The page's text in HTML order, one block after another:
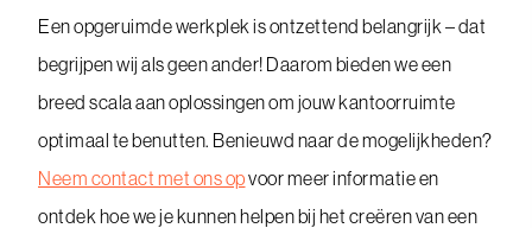
Een opgeruimde werkplek is ontzettend belangrijk – dat
begrijpen wij als geen ander! Daarom bieden we een
breed scala aan oplossingen om jouw kantoorruimte
optimaal te benutten. Benieuwd naar de mogelijkheden?
Neem contact met ons opvoor meer informatie en
ontdek hoe we je kunnen helpen bij het creëren van een